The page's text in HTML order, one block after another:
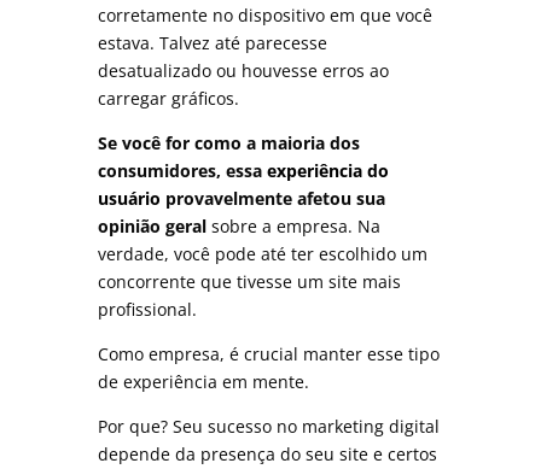
corretamente no dispositivo em que você
estava. Talvez até parecesse
desatualizado ou houvesse erros ao
carregar gráficos.
Se você for como a maioria dos
consumidores, essa experiência do
usuário provavelmente afetou sua
opinião geralsobre a empresa. Na
verdade, você pode até ter escolhido um
concorrente que tivesse um site mais
profissional.
Como empresa, é crucial manter esse tipo
de experiência em mente.
Por que? Seu sucesso no marketing digital
depende da presença do seu site e certos